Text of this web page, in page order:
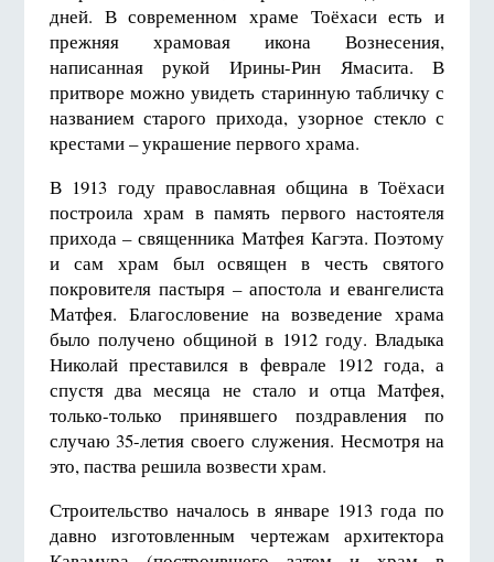
дней. В современном храме Тоёхаси есть и
прежняя храмовая икона Вознесения,
написанная рукой Ирины-Рин Ямасита. В
притворе можно увидеть старинную табличку с
названием старого прихода, узорное стекло с
крестами – украшение первого храма.
В 1913 году православная община в Тоёхаси
построила храм в память первого настоятеля
прихода – священника Матфея Кагэта. Поэтому
и сам храм был освящен в честь святого
покровителя пастыря – апостола и евангелиста
Матфея. Благословение на возведение храма
было получено общиной в 1912 году. Владыка
Николай преставился в феврале 1912 года, а
спустя два месяца не стало и отца Матфея,
только-только принявшего поздравления по
случаю 35-летия своего служения. Несмотря на
это, паства решила возвести храм.
Строительство началось в январе 1913 года по
давно изготовленным чертежам архитектора